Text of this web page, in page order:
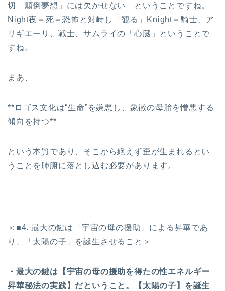
切 顛倒夢想」には欠かせない ということですね。
Night夜＝死＝恐怖と対峙し「観る」Knight＝騎士、ア
リギエーリ、戦士、サムライの「心臓」ということで
すね。
まあ、
**ロゴス文化は“生命”を嫌悪し、象徴の母胎を憎悪する
傾向を持つ**
という本質であり、そこから絶えず歪が生まれるとい
うことを肺腑に落とし込む必要があります。
＜■4. 最大の鍵は「宇宙の母の援助」による昇華であ
り、「太陽の子」を誕生させること＞
・最大の鍵は【宇宙の母の援助を得たの性エネルギー
昇華秘法の実践】だということ。【太陽の子】を誕生